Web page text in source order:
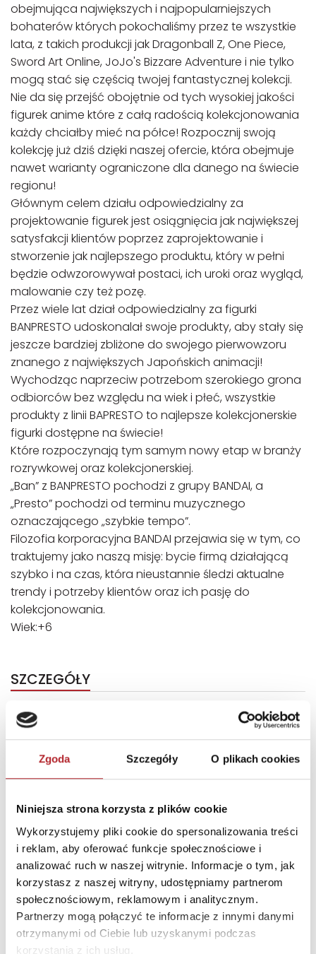
Zgoda Szczegóły O plikach cookies
Niniejsza strona korzysta z plików cookie
Wykorzystujemy pliki cookie do spersonalizowania treści
i reklam, aby oferować funkcje społecznościowe i
analizować ruch w naszej witrynie. Informacje o tym, jak
korzystasz z naszej witryny, udostępniamy partnerom
społecznościowym, reklamowym i analitycznym.
Partnerzy mogą połączyć te informacje z innymi danymi
otrzymanymi od Ciebie lub uzyskanymi podczas
korzystania z ich usług.
obejmująca największych i najpopularniejszych
bohaterów których pokochaliśmy przez te wszystkie
lata, z takich produkcji jak Dragonball Z, One Piece,
Sword Art Online, JoJo's Bizzare Adventure i nie tylko
mogą stać się częścią twojej fantastycznej kolekcji.
Nie da się przejść obojętnie od tych wysokiej jakości
figurek anime które z całą radością kolekcjonowania
każdy chciałby mieć na półce! Rozpocznij swoją
kolekcję już dziś dzięki naszej ofercie, która obejmuje
nawet warianty ograniczone dla danego na świecie
regionu!
Głównym celem działu odpowiedzialny za
projektowanie figurek jest osiągnięcia jak największej
satysfakcji klientów poprzez zaprojektowanie i
stworzenie jak najlepszego produktu, który w pełni
będzie odwzorowywał postaci, ich uroki oraz wygląd,
malowanie czy też pozę.
Przez wiele lat dział odpowiedzialny za figurki
BANPRESTO udoskonalał swoje produkty, aby stały się
jeszcze bardziej zbliżone do swojego pierwowzoru
znanego z największych Japońskich animacji!
Wychodząc naprzeciw potrzebom szerokiego grona
odbiorców bez względu na wiek i płeć, wszystkie
produkty z linii BAPRESTO to najlepsze kolekcjonerskie
figurki dostępne na świecie!
Które rozpoczynają tym samym nowy etap w branży
rozrywkowej oraz kolekcjonerskiej.
„Ban” z BANPRESTO pochodzi z grupy BANDAI, a
„Presto” pochodzi od terminu muzycznego
oznaczającego „szybkie tempo”.
Filozofia korporacyjna BANDAI przejawia się w tym, co
traktujemy jako naszą misję: bycie firmą działającą
szybko i na czas, która nieustannie śledzi aktualne
trendy i potrzeby klientów oraz ich pasję do
kolekcjonowania.
Wiek:+6
SZCZEGÓŁY
Producent
Kod EAN
4983164177336
Sprzedaż od
2023-09-12
Format
180x120x90 mm
Zwrot towaru
Brak prawa zwrotu
DANE OSOBY ODPOWIEDZIALNEJ
Nazwa
SUPERBUZZ SPÓŁKA Z
OGRANICZONĄ